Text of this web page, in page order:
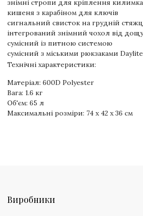
знімні стропи для кріплення килимка
кишеня з карабіном для ключів
сигнальний свисток на грудній
інтегрований знімний чохол від
сумісний із питною системою
сумісний з міськими рюкзаками
Технічні характеристики:
Матеріал: 600D Polyester
Вага: 1.6 кг
Об'єм: 65 л
Максимальні розміри: 74 x 42 x 36 см
Виробники